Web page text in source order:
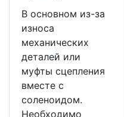
В основном из-за
износа
механических
деталей или
муфты сцепления
вместе с
соленоидом.
Необходимо